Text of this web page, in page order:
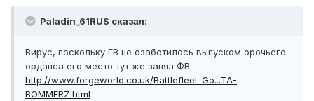
Paladin_61RUS сказал:
Вирус, поскольку ГВ не озаботилось выпуском орочьего
орданса его место тут же занял ФВ:
http://www.forgeworld.co.uk/Battlefleet-Go...TA-
BOMMERZ.html